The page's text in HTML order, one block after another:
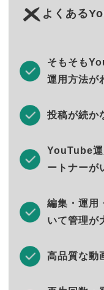
よくある
そもそも
運用方法が
投稿が続か
YouTube運
ートナーが
編集・運用
いて管理が
高品質な動